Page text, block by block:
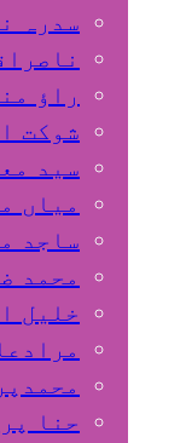
سدرہ
راؤ
شوکت
سید
میاں
ساجد
محمد
خلیل
حنا